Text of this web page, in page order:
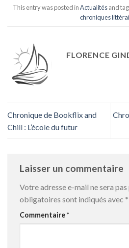
This entry was posted inActualitésand
chroniques
FLORENCE
Chronique de Bookflix and
Chill : L’école du futur
Laisser un commentaire
Votre adresse e-mail ne sera
obligatoires sont indiqués avec *
Commentaire*